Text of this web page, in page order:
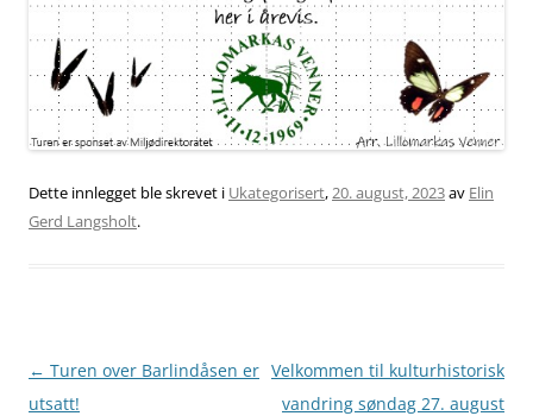
Dette innlegget ble skrevet i Ukategorisert,20. august, 2023av Elin
Gerd Langsholt.
Innleggsnavigasjon
← Turen over Barlindåsen er
utsatt!
Velkommen til kulturhistorisk
vandring søndag 27. august